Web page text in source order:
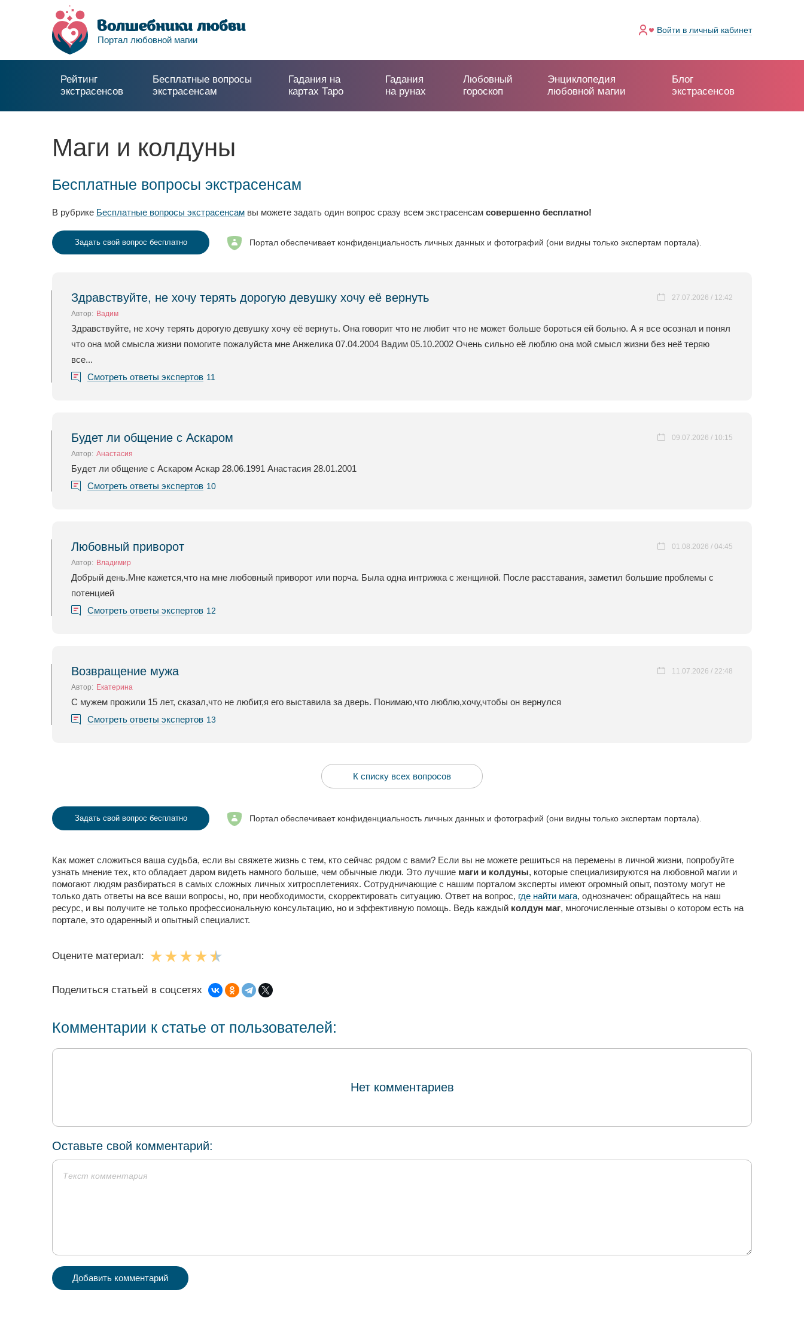
Портал любовной магии
Войти в личный кабинет
Рейтинг
экстрасенсов
Бесплатные вопросы
экстрасенсам
Гадания на
картах Таро
Гадания
на рунах
Любовный
гороскоп
Энциклопедия
любовной магии
Блог
экстрасенсов
Маги и колдуны
Бесплатные вопросы экстрасенсам
В рубрике Бесплатные вопросы экстрасенсам вы можете задать один вопрос сразу всем экстрасенсам совершенно бесплатно!
Задать свой вопрос бесплатно Портал обеспечивает конфиденциальность личных данных и фотографий (они видны только экспертам портала).
Здравствуйте, не хочу терять дорогую девушку хочу её вернуть
27.07.2026 / 12:42
Автор: Вадим
Здравствуйте, не хочу терять дорогую девушку хочу её вернуть. Она говорит что не любит что не может больше бороться ей больно. А я все осознал и понял
что она мой смысла жизни помогите пожалуйста мне Анжелика 07.04.2004 Вадим 05.10.2002 Очень сильно её люблю она мой смысл жизни без неё теряю
все...
Смотреть ответы экспертов 11
Будет ли общение с Аскаром
09.07.2026 / 10:15
Автор: Анастасия
Будет ли общение с Аскаром Аскар 28.06.1991 Анастасия 28.01.2001
Смотреть ответы экспертов 10
Любовный приворот
01.08.2026 / 04:45
Автор: Владимир
Добрый день.Мне кажется,что на мне любовный приворот или порча. Была одна интрижка с женщиной. После расставания, заметил большие проблемы с
потенцией
Смотреть ответы экспертов 12
Возвращение мужа
11.07.2026 / 22:48
Автор: Екатерина
С мужем прожили 15 лет, сказал,что не любит,я его выставила за дверь. Понимаю,что люблю,хочу,чтобы он вернулся
Смотреть ответы экспертов 13
К списку всех вопросов
Задать свой вопрос бесплатно Портал обеспечивает конфиденциальность личных данных и фотографий (они видны только экспертам портала).
Как может сложиться ваша судьба, если вы свяжете жизнь с тем, кто сейчас рядом с вами? Если вы не можете решиться на перемены в личной жизни, попробуйте
узнать мнение тех, кто обладает даром видеть намного больше, чем обычные люди. Это лучшие маги и колдуны, которые специализируются на любовной магии и
помогают людям разбираться в самых сложных личных хитросплетениях. Сотрудничающие с нашим порталом эксперты имеют огромный опыт, поэтому могут не
только дать ответы на все ваши вопросы, но, при необходимости, скорректировать ситуацию. Ответ на вопрос, где найти мага, однозначен: обращайтесь на наш
ресурс, и вы получите не только профессиональную консультацию, но и эффективную помощь. Ведь каждый колдун маг, многочисленные отзывы о котором есть на
портале, это одаренный и опытный специалист.
Оцените материал:
Поделиться статьей в соцсетях
Комментарии к статье от пользователей:
Нет комментариев
Оставьте свой комментарий:
Добавить комментарий